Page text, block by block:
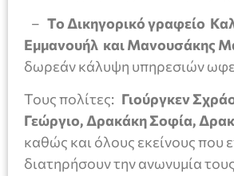
– Το Δικηγορικό γραφείο
Εμμανουήλ και Μανουσάκης
δωρεάν κάλυψη υπηρεσιών
Τους πολίτες: Γιούργκεν
Γεώργιο, Δρακάκη Σοφία,
καθώς και όλους εκείνους που
διατηρήσουν την ανωνυμία